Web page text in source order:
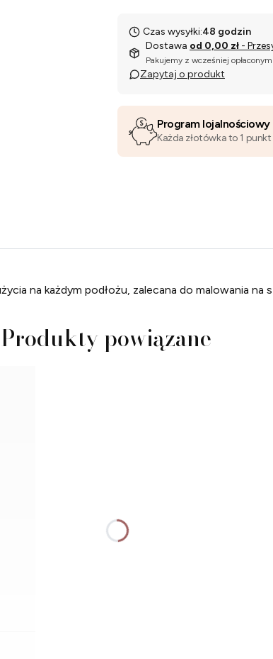
Czas wysyłki:48 godzin
Dostawa od 0,00 zł -
Pakujemy z wcześniej
Zapytaj o produkt
Program lojalnościowy
Każda złotówka to 1
na każdym podłożu, zalecana do malowania
Produkty powiązane